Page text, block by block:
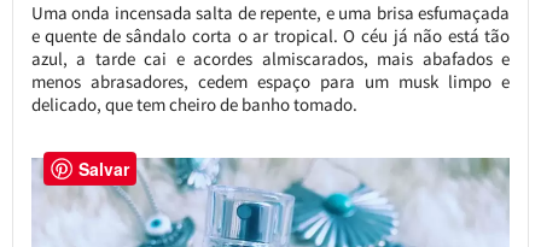
Uma onda incensada salta de repente, e uma brisa esfumaçada
e quente de sândalo corta o ar tropical. O céu já não está tão
azul, a tarde cai e acordes almiscarados, mais abafados e
menos abrasadores, cedem espaço para um musk limpo e
delicado, que tem cheiro de banho tomado.
Salvar